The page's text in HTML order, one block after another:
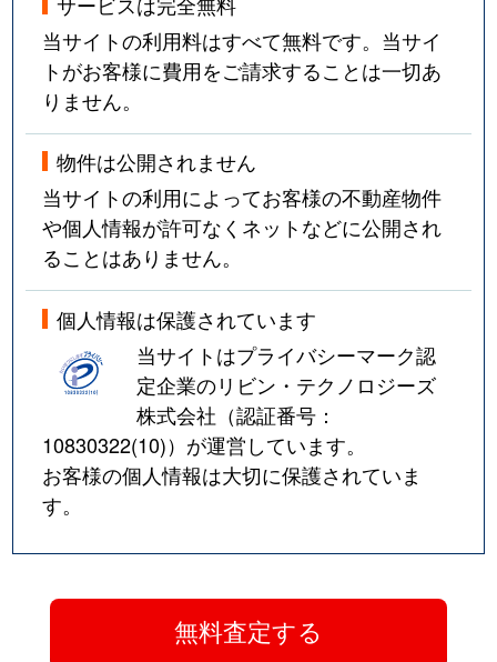
当サイトの利用料はすべて無料です。当サイ
トがお客様に費用をご請求することは一切あ
りません。
物件は公開されません
当サイトの利用によってお客様の不動産物件
や個人情報が許可なくネットなどに公開され
ることはありません。
個人情報は保護されています
当サイトはプライバシーマーク認
定企業のリビン・テクノロジーズ
株式会社（認証番号：
10830322(10)）が運営しています。
お客様の個人情報は大切に保護されていま
す。